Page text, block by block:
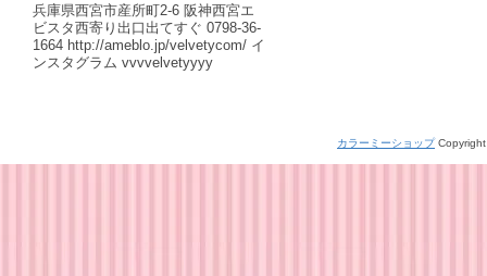
兵庫県西宮市産所町2-6 阪神西宮エ
ビスタ西寄り出口出てすぐ 0798-36-
1664 http://ameblo.jp/velvetycom/ イ
ンスタグラム vvvvelvetyyyy
カラーミーショップ